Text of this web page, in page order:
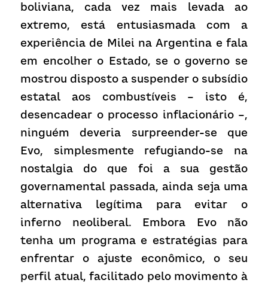
boliviana, cada vez mais levada ao
extremo, está entusiasmada com a
experiência de Milei na Argentina e fala
em encolher o Estado, se o governo se
mostrou disposto a suspender o subsídio
estatal aos combustíveis – isto é,
desencadear o processo inflacionário –,
ninguém deveria surpreender-se que
Evo, simplesmente refugiando-se na
nostalgia do que foi a sua gestão
governamental passada, ainda seja uma
alternativa legítima para evitar o
inferno neoliberal. Embora Evo não
tenha um programa e estratégias para
enfrentar o ajuste econômico, o seu
perfil atual, facilitado pelo movimento à